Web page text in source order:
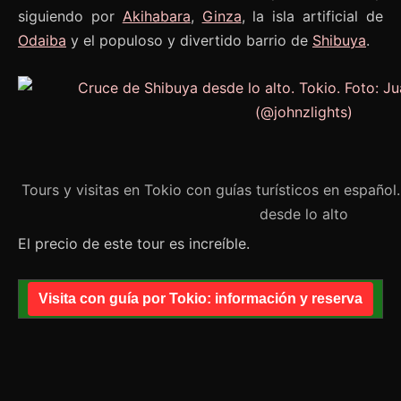
siguiendo por Akihabara, Ginza, la isla artificial de
Odaiba y el populoso y divertido barrio de Shibuya.
Tours y visitas en Tokio con guías turísticos en
desde lo alto
El precio de este tour es increíble.
Visita con guía por Tokio: información y reserva